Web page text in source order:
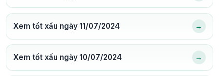
Xem tốt xấu ngày 11/07/2024 →
Xem tốt xấu ngày 10/07/2024 →